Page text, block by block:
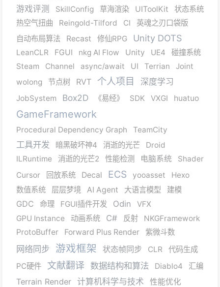
游戏评测
SkillConfig 草海渲染 UIToolKit
状态系统
热空气扭曲
Reingold-Tilford CI
英魂之刃口袋版
自动布局算法
Recast 修仙RPG Unity DOTS
LeanCLR FGUI nkg AI Flow Unity UE4
碰撞系统
Steam
Channel async/await UI Terrian
Joint
wolong
节点树 RVT 个人项目 深度学习
JobSystem Box2D 《易经》 SDK VXGI huatuo
GameFramework
Procedural Dependency Graph TeamCity
工具开发 暗黑破坏神4 消逝的光芒
Droid
ILRuntime
消逝的光芒2 性能检测 电脑系统
Shader
Cursor
回放系统 Decal ECS yooasset
Hexo
数值系统
层层梦境 AI Agent 大语言模型 建模
GDC 命理 FGUI插件开发 Odin
VFX
GPU Instance
动画系统 C# 反射
NKGFramework
ProtoBuffer
Forward Plus Render 紫微斗数
网络同步 游戏框架 状态帧同步 CLR
代码生成
PC硬件
文献翻译 数据结构和算法 Diablo4 汇编
Terrain Render 计算机科学与技术 性能优化